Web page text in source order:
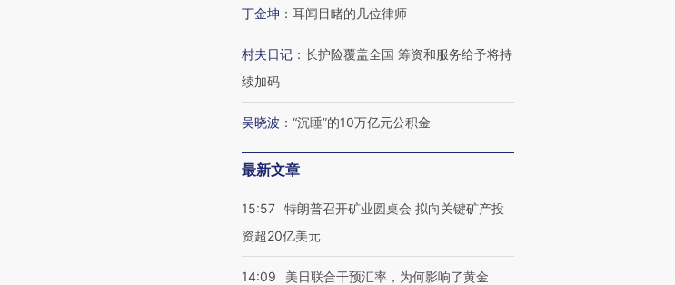
丁金坤 ： 耳闻目睹的几位律师
村夫日记 ： 长护险覆盖全国 筹资和服务给予将持
续加码
吴晓波 ： “沉睡”的10万亿元公积金
最新文章
15:57 特朗普召开矿业圆桌会 拟向关键矿产投
资超20亿美元
14:09 美日联合干预汇率，为何影响了黄金